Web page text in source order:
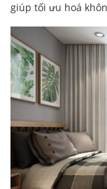
giúp tối ưu hoá